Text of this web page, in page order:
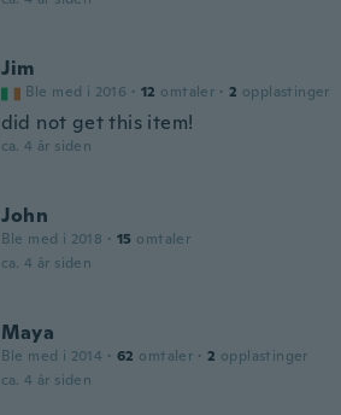
Jim
Ble med i 2016 · 12 omtaler · 2 opplastinger
did not get this item!
ca. 4 år siden
John
Ble med i 2018 · 15 omtaler
ca. 4 år siden
Maya
Ble med i 2014 · 62 omtaler · 2 opplastinger
ca. 4 år siden